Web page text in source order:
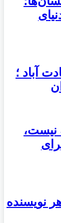
آباد ؛
نیست،
هر نویسنده